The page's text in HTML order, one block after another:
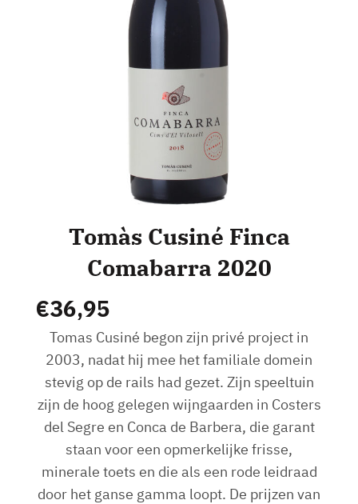
Tomàs Cusiné Finca
Comabarra 2020
€36,95
Tomas Cusiné begon zijn privé project in
2003, nadat hij mee het familiale domein
stevig op de rails had gezet. Zijn speeltuin
zijn de hoog gelegen wijngaarden in Costers
del Segre en Conca de Barbera, die garant
staan voor een opmerkelijke frisse,
minerale toets en die als een rode leidraad
door het ganse gamma loopt. De prijzen van